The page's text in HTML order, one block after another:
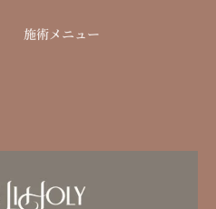
施術メニュー